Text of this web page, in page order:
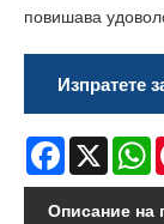
повишава
Изпратете
Facebook
X
Описание на